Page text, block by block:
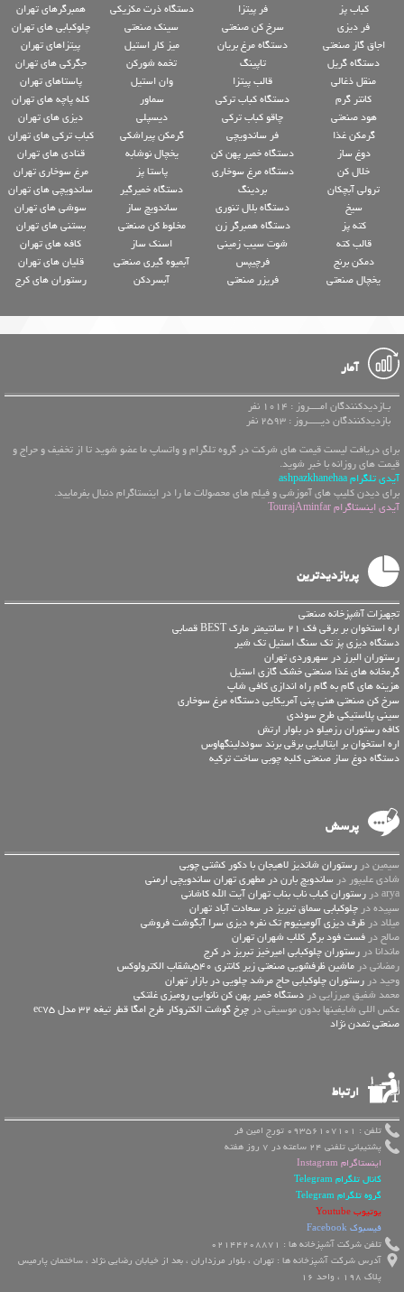
کباب پز
فر دیزی
اجاق گاز صنعتی
دستگاه گریل
منقل ذغالی
کانتر گرم
هود صنعتی
گرمکن غذا
دوغ ساز
خلال کن
ترولی آبچکان
سیخ
کته پز
قالب کته
دمکن برنج
یخچال صنعتی
فر پیتزا
سرخ کن صنعتی
دستگاه مرغ بریان
تاپینگ
قالب پیتزا
دستگاه کباب ترکی
چاقو کباب ترکی
فر ساندویچی
دستگاه خمیر پهن کن
دستگاه مرغ سوخاری
بردینگ
دستگاه بلال تنوری
دستگاه همبرگر زن
شوت سیب زمینی
فرچیپس
فریزر صنعتی
دستگاه ذرت مکزیکی
سینک صنعتی
میز کار استیل
تخمه شورکن
وان استیل
سماور
دیسپلی
گرمکن پیراشکی
یخچال نوشابه
پاستا پز
دستگاه خمیرگیر
ساندویچ ساز
مخلوط کن صنعتی
اسنک ساز
آبمیوه گیری صنعتی
آبسردکن
همبرگرهای تهران
چلوکبابی های تهران
پیتزاهای تهران
جگرکی های تهران
پاستاهای تهران
کله پاچه های تهران
دیزی های تهران
کباب ترکی های تهران
قنادی های تهران
مرغ سوخاری تهران
ساندویچی های تهران
سوشی های تهران
بستنی های تهران
کافه های تهران
قلیان های تهران
رستوران های کرج
آمار
بـازدیدکنندگان امــــروز : 1014 نفر
بازدیدکنندگان دیـــــروز : 2593 نفر
برای دریافت لیست قیمت های شرکت در گروه تلگرام و واتساپ ما عضو شوید تا از تخفیف و حراج و
قیمت های روزانه با خبر شوید.
آیدی تلگرام ashpazkhanehaa
برای دیدن کلیپ های آموزشی و فیلم های محصولات ما را در اینستاگرام دنبال بفرمایید.
آیدی اینستاگرام TourajAminfar
پربازدیدترین
تجهیزات آشپزخانه صنعتی
اره استخوان بر برقی فک 21 سانتیمتر مارک BEST قصابی
دستگاه دیزی پز تک سنگ استیل تک شیر
رستوران البرز در سهروردی تهران
گرمخانه های غذا صنعتی خشک گازی استیل
هزینه های گام به گام راه اندازی کافی شاپ
سرخ کن صنعتی هنی پنی آمریکایی دستگاه مرغ سوخاری
سینی پلاستیکی طرح سوئدی
کافه رستوران رزمیلو در بلوار ارتش
اره استخوان بر ایتالیایی برقی برند سوئدلینگهاوس
دستگاه دوغ ساز صنعتی کلبه چوبی ساخت ترکیه
پرسش
سیمین در رستوران شاندیز لاهیجان با دکور کشتی چوبی
شادی علیپور در ساندویچ بارن در مطهری تهران ساندویچی ارمنی
arya در
رستوران کباب ناب بناب تهران آیت الله کاشانی
سپیده در چلوکبابی سماق تبریز در سعادت آباد تهران
میلاد در ظرف دیزی آلومینیوم تک نفره دیزی سرا آبگوشت فروشی
صالح در فست فود برگر کلاب شهران تهران
ماندانا در رستوران چلوکبابی امیرخیز تبریز در کرج
رمضانی در ماشین ظرفشویی صنعتی زیر کانتری 540بشقاب الکترولوکس
وحید در رستوران چلوکبابی حاج مرشد چلویی در بازار تهران
محمد شفیق میرزایی در دستگاه خمیر پهن کن نانوایی رومیزی غلتکی
عكس اللي شايفينها بدون موسيقى در
چرخ گوشت الکتروکار طرح امگا قطر تیغه 32 مدل ec75
صنعتی تمدن نژاد
ارتباط
تلفن : 09356107101 تورج امین فر
پشتیبانی تلفنی 24 ساعته در 7 روز هفته
اینستاگرام Instagram
کانال تلگرام Telegram
گروه تلگرام Telegram
یوتیوب Youtube
فیسبوک Facebook
تلفن شرکت آشپزخانه ها : 02144208871
آدرس شرکت آشپزخانه ها : تهران ، بلوار مرزداران ، بعد از خیابان رضایی نژاد ، ساختمان پارمیس
پلاک 198 ، واحد 16